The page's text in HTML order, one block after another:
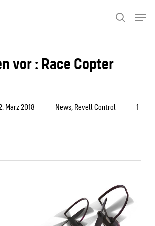
search
Menu
vor : Race Copter
März 2018 News, Revell Control
1